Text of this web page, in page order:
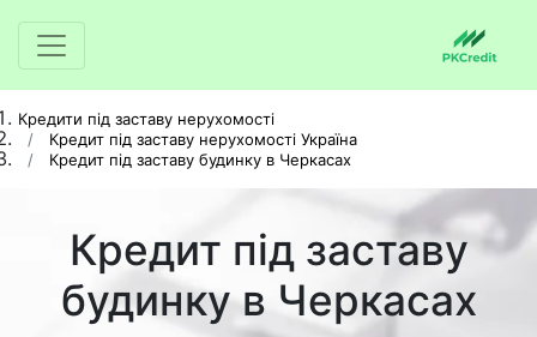
Кредити під заставу нерухомості
Кредит під заставу нерухомості Україна
Кредит під заставу будинку в Черкасах
Кредит під заставу
будинку в Черкасах